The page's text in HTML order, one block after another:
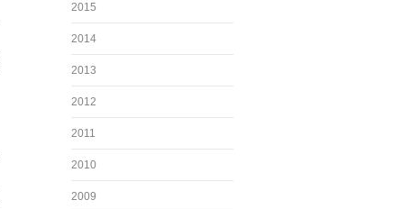
2015
2014
2013
2012
2011
2010
2009